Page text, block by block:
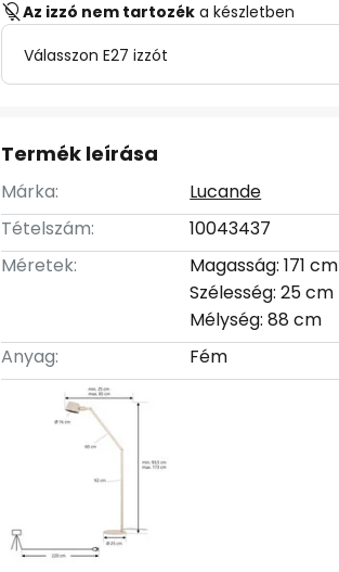
Az izzó nem tartozék a készletben
Válasszon E27 izzót
Termék leírása
Márka:
Lucande
Tételszám:
10043437
Méretek:
Magasság: 171 cm
Szélesség: 25 cm
Mélység: 88 cm
Anyag:
Fém